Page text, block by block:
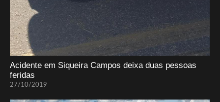
Acidente em Siqueira Campos deixa duas pessoas
feridas
27/10/2019